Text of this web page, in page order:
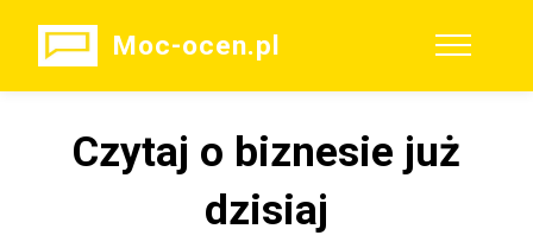
Moc-ocen.pl
Czytaj o biznesie już
dzisiaj